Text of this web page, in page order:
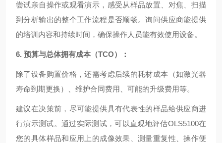
尝试亲自操作或观看演示，感受从样品放置、对焦、扫描
到分析输出的整个工作流程是否顺畅。询问供应商能提供
的培训内容和持续时间，确保操作人员能有效使用设备。
6. 预算与总体拥有成本（TCO）：
除了设备购置价格，还需考虑后续的耗材成本（如激光器
寿命到期更换）、维护合同费用、可能的升级费用等。
建议在决策前，尽可能提供具有代表性的样品给供应商进
行演示测试。通过实际测试，可以直观地评估OLS5100在
您的具体样品和应用上的成像效果、测量重复性、操作便